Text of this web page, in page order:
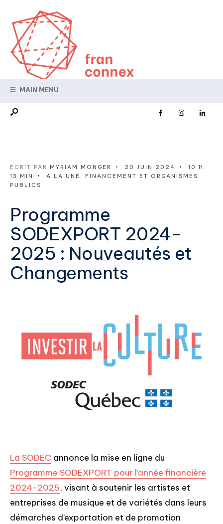
MAIN MENU
ÉCRIT PAR MYRIAM MONGER • 20 JUIN 2024 •
10 H
13 MIN
• À LA UNE , FINANCEMENT ET ORGANISMES
PUBLICS
Programme
SODEXPORT 2024-
2025 : Nouveautés et
Changements
La SODEC annonce la mise en ligne du
Programme SODEXPORT pour l’année financière
2024-2025, visant à soutenir les artistes et
entreprises de musique et de variétés dans leurs
démarches d’exportation et de promotion